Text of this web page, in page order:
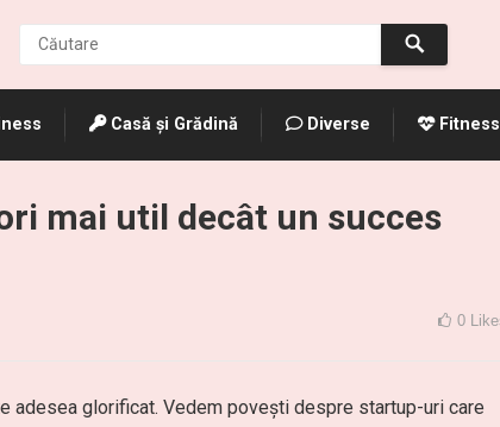
Casă și Grădină Diverse Fitness
mai util decât un succes
0
adesea glorificat. Vedem povești despre startup-uri care